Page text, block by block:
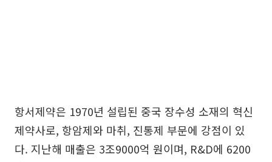
항서제약은 1970년 설립된 중국 장수성 소재의 혁신
제약사로, 항암제와 마취, 진통제 부문에 강점이 있
다. 지난해 매출은 3조9000억 원이며, R&D에 6200